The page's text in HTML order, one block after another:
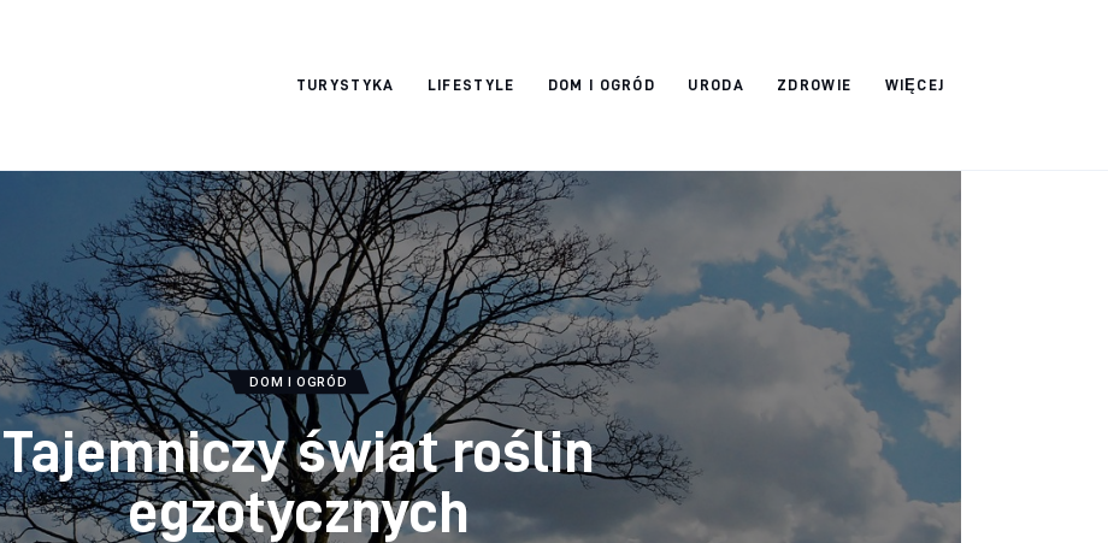
TURYSTYKA LIFESTYLE DOM I OGRÓD URODA ZDROWIE WIĘCEJ
okazjonalne-
DOM I OGRÓD
Tajemniczy świat roślin
egzotycznych